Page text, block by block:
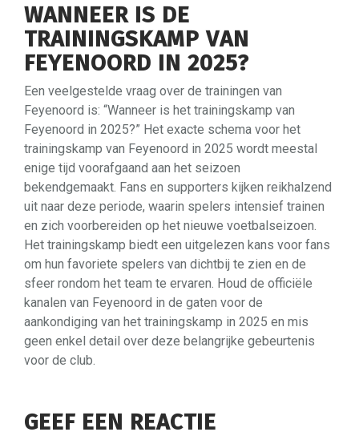
WANNEER IS DE
TRAININGSKAMP VAN
FEYENOORD IN 2025?
Een veelgestelde vraag over de trainingen van
Feyenoord is: “Wanneer is het trainingskamp van
Feyenoord in 2025?” Het exacte schema voor het
trainingskamp van Feyenoord in 2025 wordt meestal
enige tijd voorafgaand aan het seizoen
bekendgemaakt. Fans en supporters kijken reikhalzend
uit naar deze periode, waarin spelers intensief trainen
en zich voorbereiden op het nieuwe voetbalseizoen.
Het trainingskamp biedt een uitgelezen kans voor fans
om hun favoriete spelers van dichtbij te zien en de
sfeer rondom het team te ervaren. Houd de officiële
kanalen van Feyenoord in de gaten voor de
aankondiging van het trainingskamp in 2025 en mis
geen enkel detail over deze belangrijke gebeurtenis
voor de club.
GEEF EEN REACTIE